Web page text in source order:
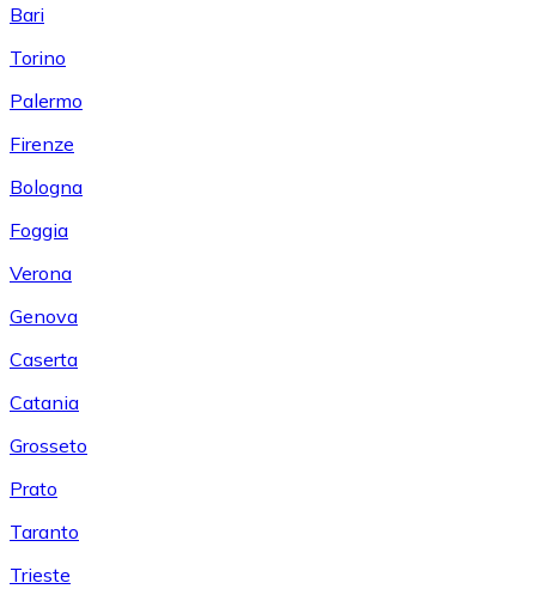
Bari
Torino
Palermo
Firenze
Bologna
Foggia
Verona
Genova
Caserta
Catania
Grosseto
Prato
Taranto
Trieste